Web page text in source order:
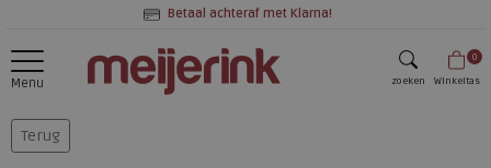
Betaal achteraf met Klarna!
Menu zoeken
0
Winkeltas
Terug